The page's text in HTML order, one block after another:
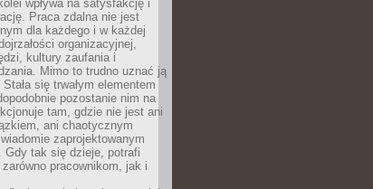
wpływa na satysfakcję i
Praca zdalna nie jest
dla każdego i w każdej
organizacyjnej,
kultury zaufania i
Mimo to trudno uznać ją
się trwałym elementem
pozostanie nim na
tam, gdzie nie jest ani
ani chaotycznym
zaprojektowanym
Gdy tak się dzieje, potrafi
pracownikom, jak i